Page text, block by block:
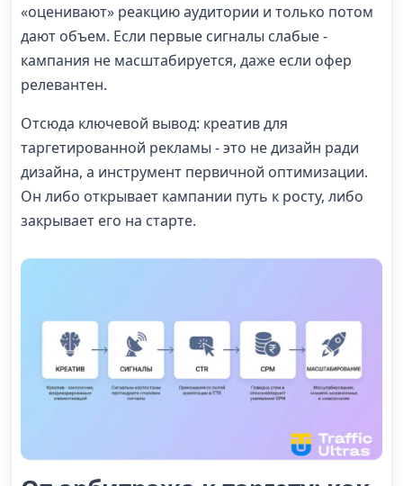
«оценивают» реакцию аудитории и только потом
дают объем. Если первые сигналы слабые -
кампания не масштабируется, даже если офер
релевантен.
Отсюда ключевой вывод: креатив для
таргетированной рекламы - это не дизайн ради
дизайна, а инструмент первичной оптимизации.
Он либо открывает кампании путь к росту, либо
закрывает его на старте.